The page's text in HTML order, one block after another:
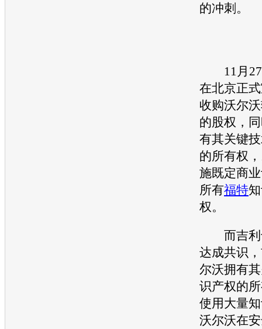
的冲刺。
11月27
在北京正
收购沃尔沃
的股权，
有其关键
的所有权
施既定商
所有福特
权。
而吉利
达成共识，
尔沃拥有
识产权的
使用大量
沃尔沃在